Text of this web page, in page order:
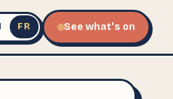
FR See what's on